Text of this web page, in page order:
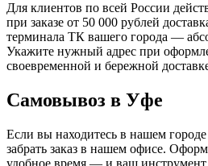
Для клиентов по всей России
при заказе от 50 000 рублей
терминала ТК вашего города —
Укажите нужный адрес при
своевременной и бережной
Самовывоз в Уфе
Если вы находитесь в нашем
забрать заказ в нашем офисе.
удобное время — и ваш инструмент